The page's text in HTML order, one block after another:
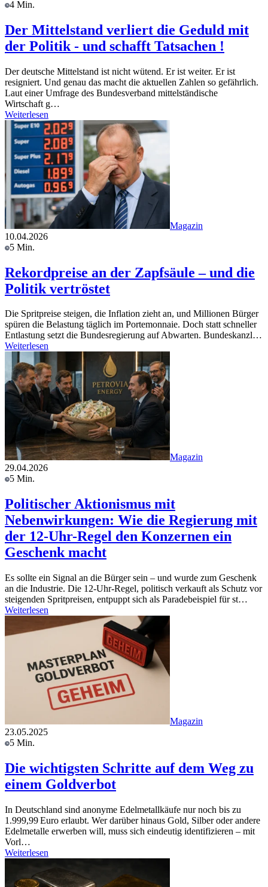
4 Min.
Der Mittelstand verliert die Geduld mit
der Politik - und schafft Tatsachen !
Der deutsche Mittelstand ist nicht wütend. Er ist weiter. Er ist
resigniert. Und genau das macht die aktuellen Zahlen so gefährlich.
Laut einer Umfrage des Bundesverband mittelständische
Wirtschaft g…
Weiterlesen
Magazin
10.04.2026
5 Min.
Rekordpreise an der Zapfsäule – und die
Politik vertröstet
Die Spritpreise steigen, die Inflation zieht an, und Millionen Bürger
spüren die Belastung täglich im Portemonnaie. Doch statt schneller
Entlastung setzt die Bundesregierung auf Abwarten. Bundeskanzl…
Weiterlesen
Magazin
29.04.2026
5 Min.
Politischer Aktionismus mit
Nebenwirkungen: Wie die Regierung mit
der 12-Uhr-Regel den Konzernen ein
Geschenk macht
Es sollte ein Signal an die Bürger sein – und wurde zum Geschenk
an die Industrie. Die 12-Uhr-Regel, politisch verkauft als Schutz vor
steigenden Spritpreisen, entpuppt sich als Paradebeispiel für st…
Weiterlesen
Magazin
23.05.2025
5 Min.
Die wichtigsten Schritte auf dem Weg zu
einem Goldverbot
In Deutschland sind anonyme Edelmetallkäufe nur noch bis zu
1.999,99 Euro erlaubt. Wer darüber hinaus Gold, Silber oder andere
Edelmetalle erwerben will, muss sich eindeutig identifizieren – mit
Vorl…
Weiterlesen